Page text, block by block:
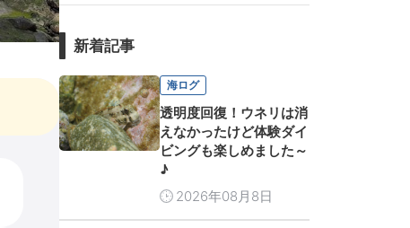
新着記事
海ログ
透明度回復！ウネリは消
えなかったけど体験ダイ
ビングも楽しめました～
♪
2026年08月8日